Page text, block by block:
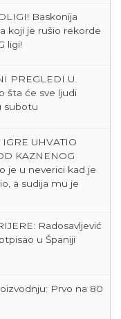
koji je rušio rekorde
ligi!
šta će sve ljudi
subotu
KAZNENOG
je u neverici kad je
a sudija mu je
u Španiji